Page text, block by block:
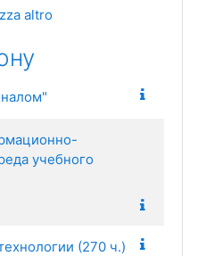
altro
учебного
(270 ч.)